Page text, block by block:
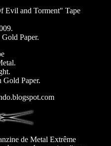
and Torment" Tape
Paper.
Paper.
de Metal Extrême